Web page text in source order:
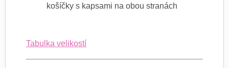
košíčky s kapsami na obou stranách
Tabulka velikostí